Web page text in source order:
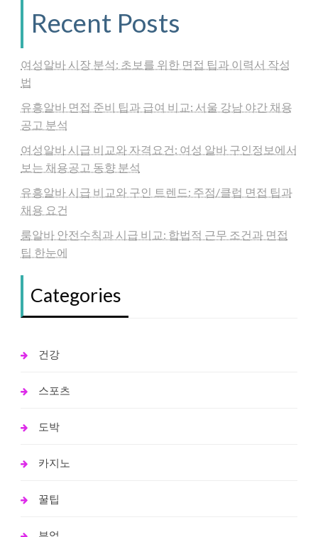
Recent Posts
여성알바 시장 분석: 초보를 위한 면접 팁과 이력서 작성
법
유흥알바 면접 준비 팁과 급여 비교: 서울 강남 야간 채용
공고 분석
여성알바 시급 비교와 자격요건: 여성 알바 구인정보에서
보는 채용공고 동향 분석
유흥알바 시급 비교와 구인 트렌드: 주점/클럽 면접 팁과
채용 요건
룸알바 안전수칙과 시급 비교: 합법적 근무 조건과 면접
팁 한눈에
Categories
건강
스포츠
도박
카지노
꿀팁